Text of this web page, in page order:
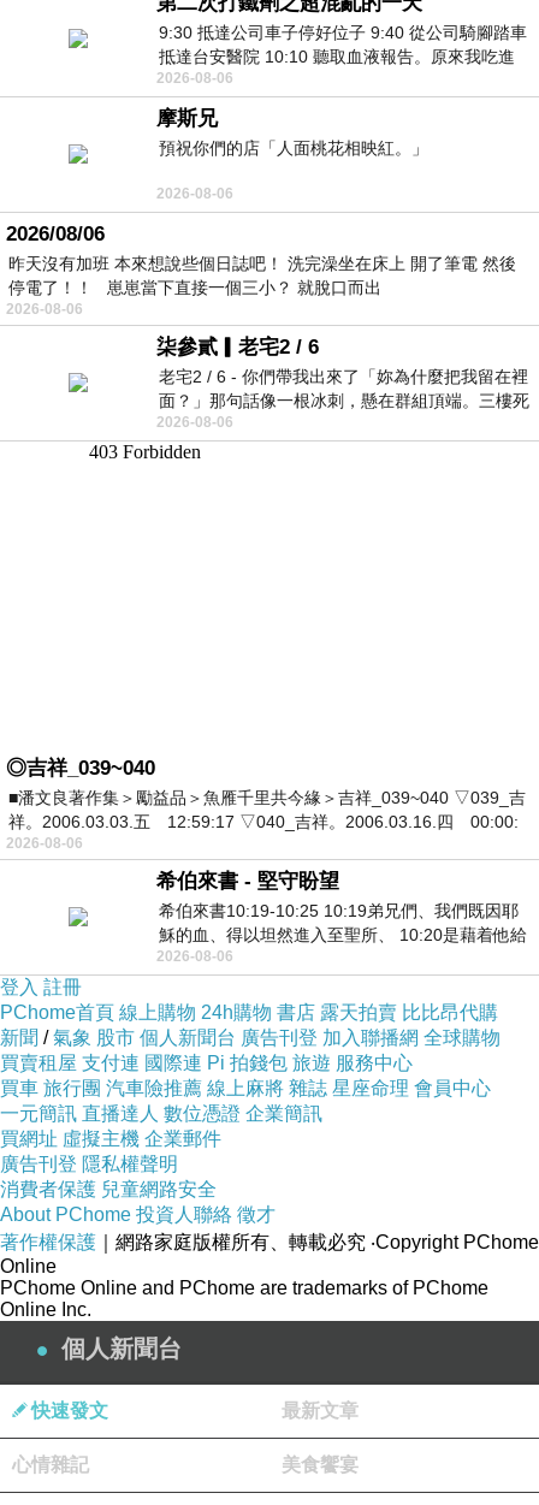
9:30 抵達公司車子停好位子 9:40 從公司騎腳踏車
抵達台安醫院 10:10 聽取血液報告。原來我吃進
去的 B12 彌可保並非沒有吸收而是超
2026-08-06
摩斯兄
預祝你們的店「人面桃花相映紅。」
2026-08-06
2026/08/06
昨天沒有加班 本來想說些個日誌吧！ 洗完澡坐在床上 開了筆電 然後
停電了！！ 崽崽當下直接一個三小？ 就脫口而出
2026-08-06
柒參貳▎老宅2 / 6
老宅2 / 6 - 你們帶我出來了「妳為什麼把我留在裡
面？」那句話像一根冰刺，懸在群組頂端。三樓死
死盯著照片裡的人。那個人確實站在
2026-08-06
◎吉祥_039~040
■潘文良著作集＞勵益品＞魚雁千里共今緣＞吉祥_039~040 ▽039_吉
祥。2006.03.03.五 12:59:17 ▽040_吉祥。2006.03.16.四 00:00:
2026-08-06
希伯來書 - 堅守盼望
希伯來書10:19-10:25 10:19弟兄們、我們既因耶
穌的血、得以坦然進入至聖所、 10:20是藉着他給
我們開了一條又新又活的路從幔子經過
2026-08-06
登入 註冊
PChome首頁 線上購物 24h購物 書店 露天拍賣 比比昂代購
新聞 /氣象 股市 個人新聞台 廣告刊登 加入聯播網 全球購物
買賣租屋 支付連 國際連 Pi 拍錢包 旅遊 服務中心
買車 旅行團 汽車險推薦 線上麻將 雜誌 星座命理 會員中心
一元簡訊 直播達人 數位憑證 企業簡訊
買網址 虛擬主機 企業郵件
廣告刊登 隱私權聲明
消費者保護 兒童網路安全
About PChome 投資人聯絡 徵才
著作權保護 ｜網路家庭版權所有、轉載必究 ‧Copyright PChome
Online
PChome Online and PChome are trademarks of PChome
Online Inc.
個人新聞台
快速發文 最新文章
心情雜記 美食饗宴